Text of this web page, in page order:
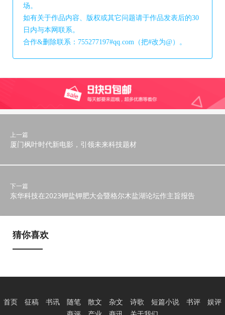
场。
如有关于作品内容、版权或其它问题请于作品发表后的30
日内与本网联系。
合作&删除联系：755277197#qq.com（把#改为@）。
上一篇
厦门枫叶时代新电影，引领未来科技题材
下一篇
东华科技在2023钾盐钾肥大会暨格尔木盐湖论坛作主旨报告
猜你喜欢
首页 征稿 书讯 随笔 散文 杂文 诗歌 短篇小说 书评
娱评